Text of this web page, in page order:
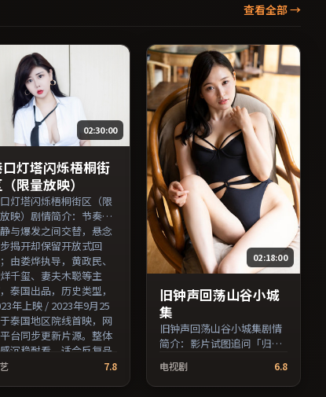
查看全部→
02:30:00
灯塔闪烁梧桐街
限量放映）
灯塔闪烁梧桐街区（限
映）剧情简介：节奏在
与爆发之间交替，悬念
揭开却保留开放式回
由娄烨执导，黄政民、
千玺、妻夫木聪等主
泰国出品，历史类型，
年上映 / 2023年9月25
泰国地区院线首映，网
台同步更新片源。整体
沉稳耐看，适合反复品
词与镜头。（国产影视7.8
02:18:00
旧钟声回荡山谷小城
集
旧钟声回荡山谷小城集剧情
简介：影片试图追问「归
属」与「告别」的主题，人
物关系在误会与和解中演
进；由王小帅执导，马修·
电视剧 6.8